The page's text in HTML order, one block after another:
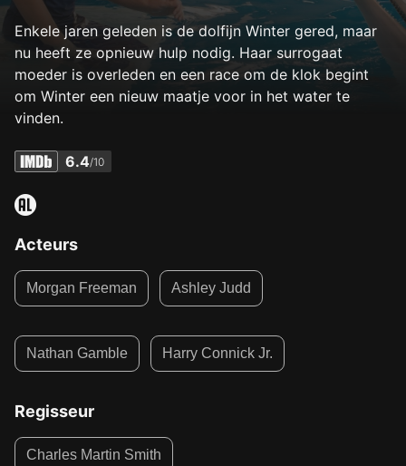
Enkele jaren geleden is de dolfijn Winter gered, maar
nu heeft ze opnieuw hulp nodig. Haar surrogaat
moeder is overleden en een race om de klok begint
om Winter een nieuw maatje voor in het water te
vinden.
6.4/10
Acteurs
Morgan Freeman Ashley Judd
Nathan Gamble Harry Connick Jr.
Regisseur
Charles Martin Smith